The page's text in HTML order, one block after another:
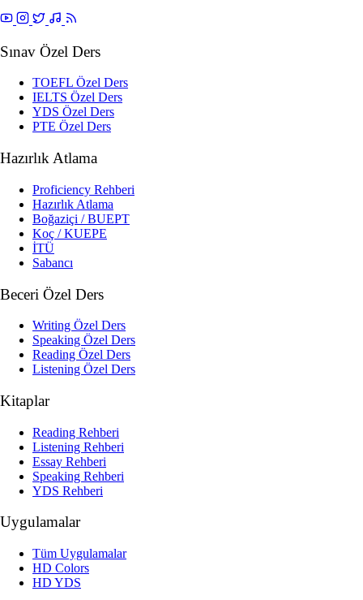
Sınav Özel Ders
TOEFL Özel Ders
IELTS Özel Ders
YDS Özel Ders
PTE Özel Ders
Hazırlık Atlama
Proficiency Rehberi
Hazırlık Atlama
Boğaziçi / BUEPT
Koç / KUEPE
İTÜ
Sabancı
Beceri Özel Ders
Writing Özel Ders
Speaking Özel Ders
Reading Özel Ders
Listening Özel Ders
Kitaplar
Reading Rehberi
Listening Rehberi
Essay Rehberi
Speaking Rehberi
YDS Rehberi
Uygulamalar
Tüm Uygulamalar
HD Colors
HD YDS